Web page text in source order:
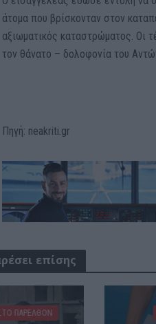
άτομα που βρίσκονταν στον
αξιωματικός καταστρώματος. Οι
τον θάνατο – δολοφονία του
Πηγή: neakriti.gr
επίσης
ΠΑΡΕΛΘΟΝ